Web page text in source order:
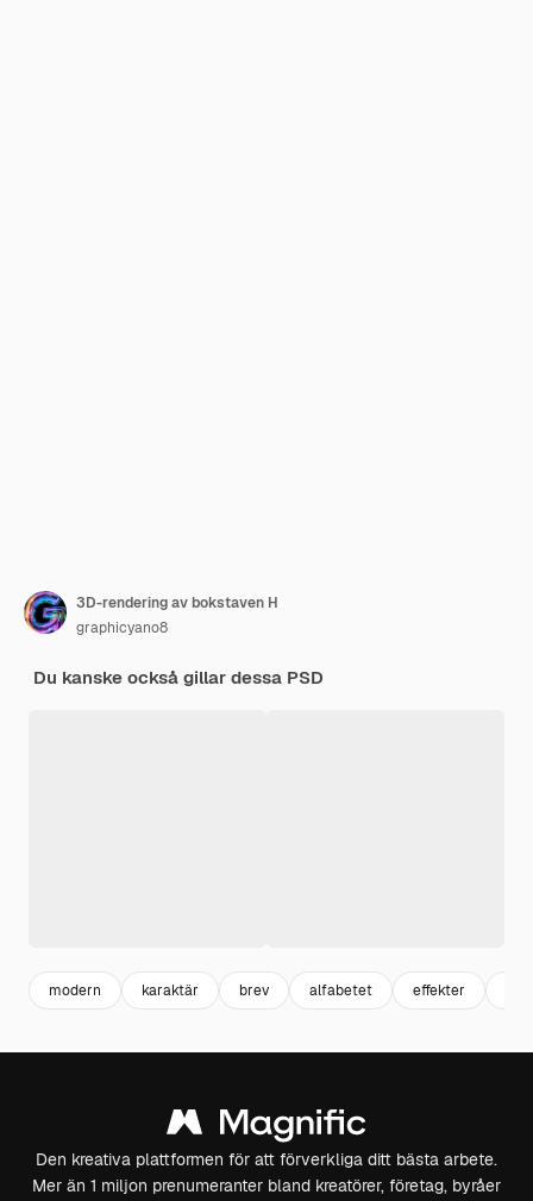
3D-rendering av bokstaven H
graphicyano8
Du kanske också gillar dessa PSD
modern karaktär brev alfabetet effekter
Den kreativa plattformen för att förverkliga ditt bästa arbete.
Mer än 1 miljon prenumeranter bland kreatörer, företag, byråer